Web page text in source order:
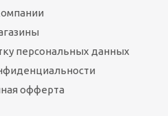
персональных данных
офферта